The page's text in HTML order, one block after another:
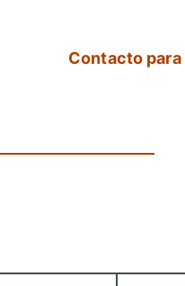
Contacto